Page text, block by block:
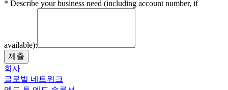
* Describe your business need (including account number, if
available):
제츌
회사
글로벌 네트워크